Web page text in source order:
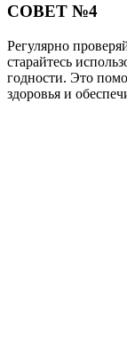
СОВЕТ №4
Регулярно
старайтесь
годности. Это
здоровья и